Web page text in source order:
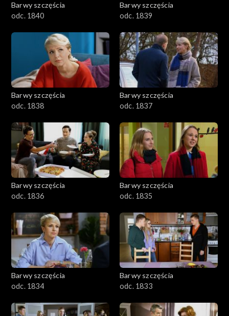
Barwy szczęścia
odc. 1840
Barwy szczęścia
odc. 1839
Barwy szczęścia
odc. 1838
Barwy szczęścia
odc. 1837
Barwy szczęścia
odc. 1836
Barwy szczęścia
odc. 1835
Barwy szczęścia
odc. 1834
Barwy szczęścia
odc. 1833